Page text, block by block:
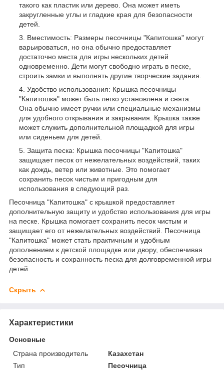
такого как пластик или дерево. Она может иметь
закругленные углы и гладкие края для безопасности
детей.
Вместимость: Размеры песочницы "Капитошка" могут
варьироваться, но она обычно предоставляет
достаточно места для игры нескольких детей
одновременно. Дети могут свободно играть в песке,
строить замки и выполнять другие творческие задания.
Удобство использования: Крышка песочницы
"Капитошка" может быть легко установлена и снята.
Она обычно имеет ручки или специальные механизмы
для удобного открывания и закрывания. Крышка также
может служить дополнительной площадкой для игры
или сиденьем для детей.
Защита песка: Крышка песочницы "Капитошка"
защищает песок от нежелательных воздействий, таких
как дождь, ветер или животные. Это помогает
сохранить песок чистым и пригодным для
использования в следующий раз.
Песочница "Капитошка" с крышкой предоставляет
дополнительную защиту и удобство использования для игры
на песке. Крышка помогает сохранить песок чистым и
защищает его от нежелательных воздействий. Песочница
"Капитошка" может стать практичным и удобным
дополнением к детской площадке или двору, обеспечивая
безопасность и сохранность песка для долговременной игры
детей.
Скрыть
Характеристики
Основные
Страна производитель
Казахстан
Тип
Песочница